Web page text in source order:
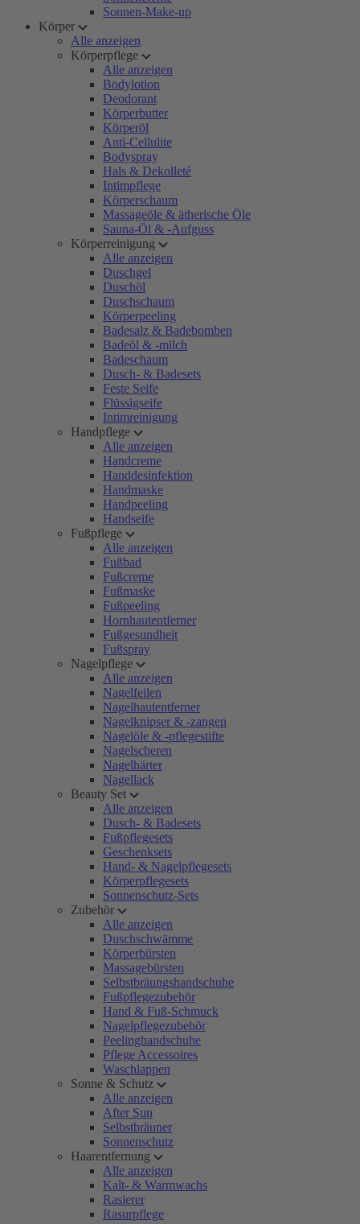
Sonnen-Make-up
Körper
Alle anzeigen
Körperpflege
Alle anzeigen
Bodylotion
Deodorant
Körperbutter
Körperöl
Anti-Cellulite
Bodyspray
Hals & Dekolleté
Intimpflege
Körperschaum
Massageöle & ätherische Öle
Sauna-Öl & -Aufguss
Körperreinigung
Alle anzeigen
Duschgel
Duschöl
Duschschaum
Körperpeeling
Badesalz & Badebomben
Badeöl & -milch
Badeschaum
Dusch- & Badesets
Feste Seife
Flüssigseife
Intimreinigung
Handpflege
Alle anzeigen
Handcreme
Handdesinfektion
Handmaske
Handpeeling
Handseife
Fußpflege
Alle anzeigen
Fußbad
Fußcreme
Fußmaske
Fußpeeling
Hornhautentferner
Fußgesundheit
Fußspray
Nagelpflege
Alle anzeigen
Nagelfeilen
Nagelhautentferner
Nagelknipser & -zangen
Nagelöle & -pflegestifte
Nagelscheren
Nagelhärter
Nagellack
Beauty Set
Alle anzeigen
Dusch- & Badesets
Fußpflegesets
Geschenksets
Hand- & Nagelpflegesets
Körperpflegesets
Sonnenschutz-Sets
Zubehör
Alle anzeigen
Duschschwämme
Körperbürsten
Massagebürsten
Selbstbräungshandschuhe
Fußpflegezubehör
Hand & Fuß-Schmuck
Nagelpflegezubehör
Peelinghandschuhe
Pflege Accessoires
Waschlappen
Sonne & Schutz
Alle anzeigen
After Sun
Selbstbräuner
Sonnenschutz
Haarentfernung
Alle anzeigen
Kalt- & Warmwachs
Rasierer
Rasurpflege